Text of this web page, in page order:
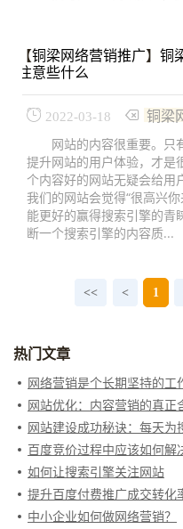
【铜梁网络营销推广】 铜
注意些什么
2022-03-18 铜梁
网站的内容很重要。只
提升网站的用户体验，才是
个内容好的网站无疑会给用
我们的网站会觉得“很高兴
能更好的赢得搜索引擎的青
断一个搜索引擎的内容质...
<< < 1
热门文章
网络营销是个长期坚持的工
如何让搜索引擎关注网站
中小企业如何做网络营销？